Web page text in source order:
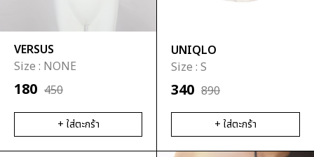
VERSUS
Size : NONE
180 450
+ ใส่ตะกร้า
UNIQLO
Size : S
340 890
+ ใส่ตะกร้า